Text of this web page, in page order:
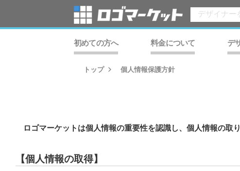
初めての方へ 料金について デ
トップ 個人情報保護方針
ロゴマーケットは個人情報の重要性を認識し、個人情報の取
【個人情報の取得】